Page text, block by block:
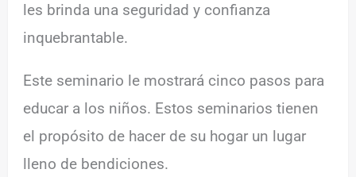
les brinda una seguridad y confianza
inquebrantable.
Este seminario le mostrará cinco pasos para
educar a los niños. Estos seminarios tienen
el propósito de hacer de su hogar un lugar
lleno de bendiciones.